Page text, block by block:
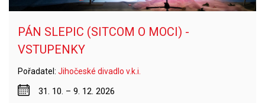
PÁN SLEPIC (SITCOM O MOCI) -
VSTUPENKY
Pořadatel: Jihočeské divadlo v.k.i.
31. 10. – 9. 12. 2026